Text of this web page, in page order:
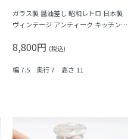
ガラス製 醤油差し 昭和レトロ 日本製
ヴィンテージ アンティーク キッチン用
8,800円 (税込)
幅 7.5 奥行 7 高さ 11